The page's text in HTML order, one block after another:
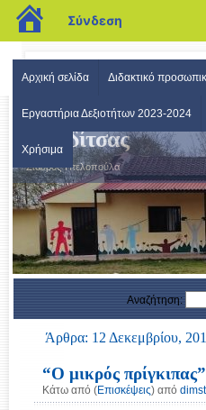
blogs.sch.gr
Σύνδεση
Αρχική σελίδα Διδακτικό
Εργαστήρια Δεξιοτήτων 2023-2024
Χρήσιμα
Δημοτικό Σχολείο
Καρδίτσας
Σταυρός-Πτελοπούλα
Αναζήτηση:
Άρθρα: 12 Δεκεμβρίου,
“Ο μικρός
Κάτω από (Επισκέψεις) από